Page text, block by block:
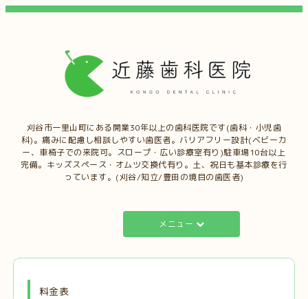
刈谷市一里山町にある開業30年以上の歯科医院です(歯科・小児歯
科)。痛みに配慮し相談しやすい歯医者。バリアフリー設計(ベビーカ
ー、車椅子での来院可。スロープ・広い診療室有り)駐車場10台以上
完備。キッズスペース・オムツ交換代有り。土、祝日も基本診療を行
っています。(刈谷/知立/豊田の境目の歯医者)
メニュー
料金表